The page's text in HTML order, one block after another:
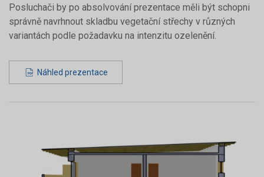
Posluchači by po absolvování prezentace měli být schopni
správně navrhnout skladbu vegetační střechy v různých
variantách podle požadavku na intenzitu ozelenění.
Náhled prezentace